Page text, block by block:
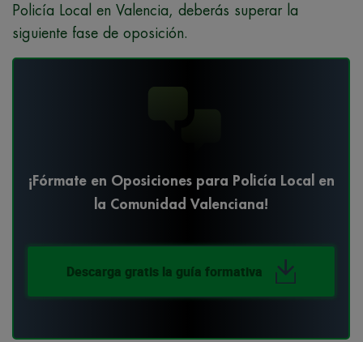
Policía Local en Valencia, deberás superar la
siguiente fase de oposición.
¡Fórmate en Oposiciones para Policía Local en
la Comunidad Valenciana!
Descarga gratis la guía formativa